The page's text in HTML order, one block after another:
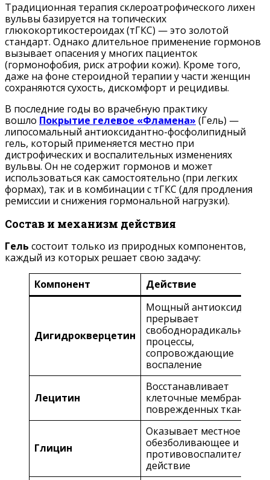
Традиционная терапия склероатрофического лихен
вульвы базируется на топических
глюкокортикостероидах (тГКС) — это золотой
стандарт. Однако длительное применение гормонов
вызывает опасения у многих пациенток
(гормонофобия, риск атрофии кожи). Кроме того,
даже на фоне стероидной терапии у части женщин
сохраняются сухость, дискомфорт и рецидивы.
В последние годы во врачебную практику
вошло Покрытие гелевое «Фламена» (Гель) —
липосомальный антиоксидантно-фосфолипидный
гель, который применяется местно при
дистрофических и воспалительных изменениях
вульвы. Он не содержит гормонов и может
использоваться как самостоятельно (при легких
формах), так и в комбинации с тГКС (для продления
ремиссии и снижения гормональной нагрузки).
Состав и механизм действия
Гель состоит только из природных компонентов,
каждый из которых решает свою задачу:
Компонент
Действие
Дигидрокверцетин
Мощный антиоксидант,
прерывает
свободнорадикальные
процессы,
сопровождающие
воспаление
Лецитин
Восстанавливает
клеточные мембраны
поврежденных тканей
Глицин
Оказывает местное
обезболивающее и
противовоспалительное
действие